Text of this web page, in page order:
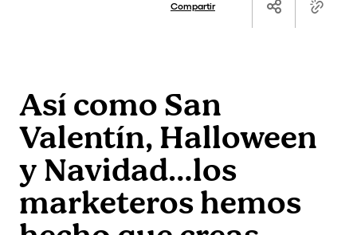
Compartir
Así como San
Valentín, Halloween
y Navidad…los
marketeros hemos